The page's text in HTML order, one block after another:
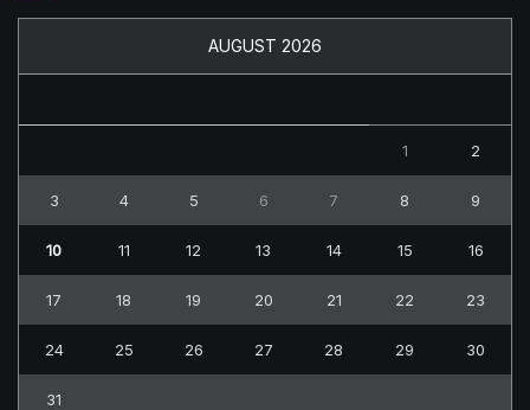
AUGUST 2026
1 2
3 4 5 6 7 8 9
10 11 12 13 14 15 16
17 18 19 20 21 22 23
24 25 26 27 28 29 30
31